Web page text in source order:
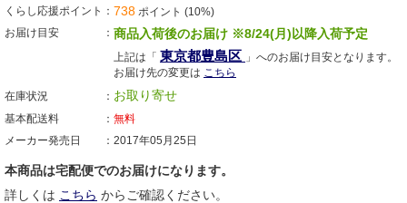
くらし応援ポイント 738 ポイント (10%)
お届け目安
商品入荷後のお届け ※8/24(月)以降入荷予定
上記は「 東京都豊島区 」へのお届け目安となります。
お届け先の変更は こちら
在庫状況
お取り寄せ
基本配送料
無料
メーカー発売日
2017年05月25日
本商品は宅配便でのお届けになります。
詳しくは こちら からご確認ください。